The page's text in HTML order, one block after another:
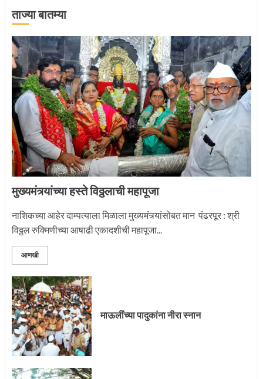
3
माऊलींची पालखी खंडेरायाच्या जेजुरीत
ताज्या बातम्या
मुख्यमंत्र्यांच्या हस्ते विठ्ठलाची महापूजा
नाशिकच्या आहेर दाम्पत्याला मिळाला मुख्यमंत्र्यांसोबत मान पंढरपूर : श्री
विठ्ठल रुक्मिणीच्या आषाढी एकादशीची महापूजा...
आणखी
माऊलींच्या पादुकांना नीरा स्नान